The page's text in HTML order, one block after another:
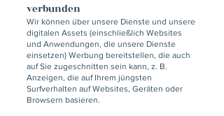
verbunden
Wir können über unsere Dienste und unsere
digitalen Assets (einschließlich Websites
und Anwendungen, die unsere Dienste
einsetzen) Werbung bereitstellen, die auch
auf Sie zugeschnitten sein kann, z. B.
Anzeigen, die auf Ihrem jüngsten
Surfverhalten auf Websites, Geräten oder
Browsern basieren.